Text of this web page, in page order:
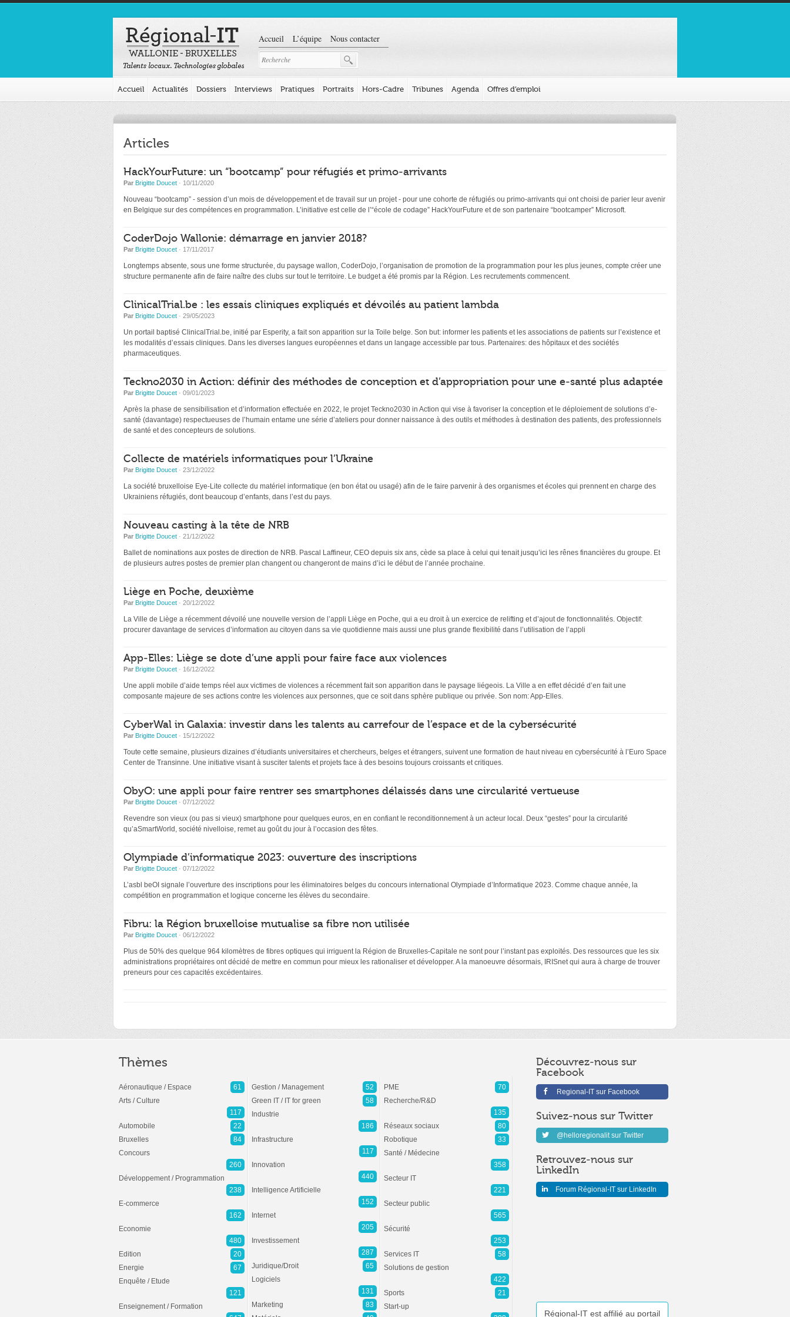
Accueil L’équipe Nous contacter
Accueil Actualités Dossiers Interviews Pratiques Portraits Hors-Cadre Tribunes Agenda Offres d’emploi
Articles
HackYourFuture: un “bootcamp” pour réfugiés et primo-arrivants
Par Brigitte Doucet · 10/11/2020
Nouveau “bootcamp” - session d’un mois de développement et de travail sur un projet - pour une cohorte de réfugiés ou primo-arrivants qui ont choisi de parier leur avenir
en Belgique sur des compétences en programmation. L’initiative est celle de l’“école de codage” HackYourFuture et de son partenaire “bootcamper” Microsoft.
CoderDojo Wallonie: démarrage en janvier 2018?
Par Brigitte Doucet · 17/11/2017
Longtemps absente, sous une forme structurée, du paysage wallon, CoderDojo, l’organisation de promotion de la programmation pour les plus jeunes, compte créer une
structure permanente afin de faire naître des clubs sur tout le territoire. Le budget a été promis par la Région. Les recrutements commencent.
ClinicalTrial.be : les essais cliniques expliqués et dévoilés au patient lambda
Par Brigitte Doucet · 29/05/2023
Un portail baptisé ClinicalTrial.be, initié par Esperity, a fait son apparition sur la Toile belge. Son but: informer les patients et les associations de patients sur l’existence et
les modalités d’essais cliniques. Dans les diverses langues européennes et dans un langage accessible par tous. Partenaires: des hôpitaux et des sociétés
pharmaceutiques.
Teckno2030 in Action: définir des méthodes de conception et d’appropriation pour une e-santé plus adaptée
Par Brigitte Doucet · 09/01/2023
Après la phase de sensibilisation et d’information effectuée en 2022, le projet Teckno2030 in Action qui vise à favoriser la conception et le déploiement de solutions d’e-
santé (davantage) respectueuses de l’humain entame une série d’ateliers pour donner naissance à des outils et méthodes à destination des patients, des professionnels
de santé et des concepteurs de solutions.
Collecte de matériels informatiques pour l’Ukraine
Par Brigitte Doucet · 23/12/2022
La société bruxelloise Eye-Lite collecte du matériel informatique (en bon état ou usagé) afin de le faire parvenir à des organismes et écoles qui prennent en charge des
Ukrainiens réfugiés, dont beaucoup d’enfants, dans l’est du pays.
Nouveau casting à la tête de NRB
Par Brigitte Doucet · 21/12/2022
Ballet de nominations aux postes de direction de NRB. Pascal Laffineur, CEO depuis six ans, cède sa place à celui qui tenait jusqu’ici les rênes financières du groupe. Et
de plusieurs autres postes de premier plan changent ou changeront de mains d’ici le début de l’année prochaine.
Liège en Poche, deuxième
Par Brigitte Doucet · 20/12/2022
La Ville de Liège a récemment dévoilé une nouvelle version de l’appli Liège en Poche, qui a eu droit à un exercice de relifting et d’ajout de fonctionnalités. Objectif:
procurer davantage de services d’information au citoyen dans sa vie quotidienne mais aussi une plus grande flexibilité dans l’utilisation de l’appli
App-Elles: Liège se dote d’une appli pour faire face aux violences
Par Brigitte Doucet · 16/12/2022
Une appli mobile d’aide temps réel aux victimes de violences a récemment fait son apparition dans le paysage liégeois. La Ville a en effet décidé d’en fait une
composante majeure de ses actions contre les violences aux personnes, que ce soit dans sphère publique ou privée. Son nom: App-Elles.
CyberWal in Galaxia: investir dans les talents au carrefour de l’espace et de la cybersécurité
Par Brigitte Doucet · 15/12/2022
Toute cette semaine, plusieurs dizaines d’étudiants universitaires et chercheurs, belges et étrangers, suivent une formation de haut niveau en cybersécurité à l’Euro Space
Center de Transinne. Une initiative visant à susciter talents et projets face à des besoins toujours croissants et critiques.
ObyO: une appli pour faire rentrer ses smartphones délaissés dans une circularité vertueuse
Par Brigitte Doucet · 07/12/2022
Revendre son vieux (ou pas si vieux) smartphone pour quelques euros, en en confiant le reconditionnement à un acteur local. Deux “gestes” pour la circularité
qu’aSmartWorld, société nivelloise, remet au goût du jour à l’occasion des fêtes.
Olympiade d’informatique 2023: ouverture des inscriptions
Par Brigitte Doucet · 07/12/2022
L’asbl beOI signale l’ouverture des inscriptions pour les éliminatoires belges du concours international Olympiade d’Informatique 2023. Comme chaque année, la
compétition en programmation et logique concerne les élèves du secondaire.
Fibru: la Région bruxelloise mutualise sa fibre non utilisée
Par Brigitte Doucet · 06/12/2022
Plus de 50% des quelque 964 kilomètres de fibres optiques qui irriguent la Région de Bruxelles-Capitale ne sont pour l’instant pas exploités. Des ressources que les six
administrations propriétaires ont décidé de mettre en commun pour mieux les rationaliser et développer. A la manoeuvre désormais, IRISnet qui aura à charge de trouver
preneurs pour ces capacités excédentaires.
Découvrez-nous sur
Facebook
Regional-IT sur Facebook
Suivez-nous sur Twitter
@helloregionalit sur Twitter
Retrouvez-nous sur
LinkedIn
Forum Régional-IT sur LinkedIn
Régional-IT est affilié au portail
Thèmes
Aéronautique / Espace
61
Arts / Culture
117
Automobile
22
Bruxelles
84
Concours
260
Développement / Programmation
238
E-commerce
162
Economie
480
Edition
20
Energie
67
Enquête / Etude
121
Enseignement / Formation
Gestion / Management
52
Green IT / IT for green
58
Industrie
186
Infrastructure
117
Innovation
440
Intelligence Artificielle
152
Internet
205
Investissement
287
Juridique/Droit
65
Logiciels
131
Marketing
83
PME
70
Recherche/R&D
135
Réseaux sociaux
80
Robotique
33
Santé / Médecine
358
Secteur IT
221
Secteur public
565
Sécurité
253
Services IT
58
Solutions de gestion
422
Sports
21
Start-up